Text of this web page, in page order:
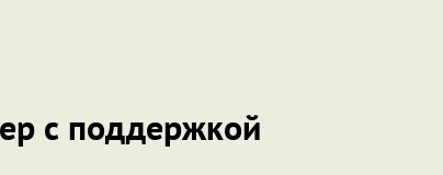
с поддержкой